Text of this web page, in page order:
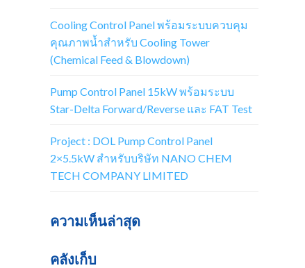
Cooling Control Panel พร้อมระบบควบคุม
คุณภาพน้ำสำหรับ Cooling Tower
(Chemical Feed & Blowdown)
Pump Control Panel 15kW พร้อมระบบ
Star-Delta Forward/Reverse และ FAT Test
Project : DOL Pump Control Panel
2×5.5kW สำหรับบริษัท NANO CHEM
TECH COMPANY LIMITED
ความเห็นล่าสุด
คลังเก็บ